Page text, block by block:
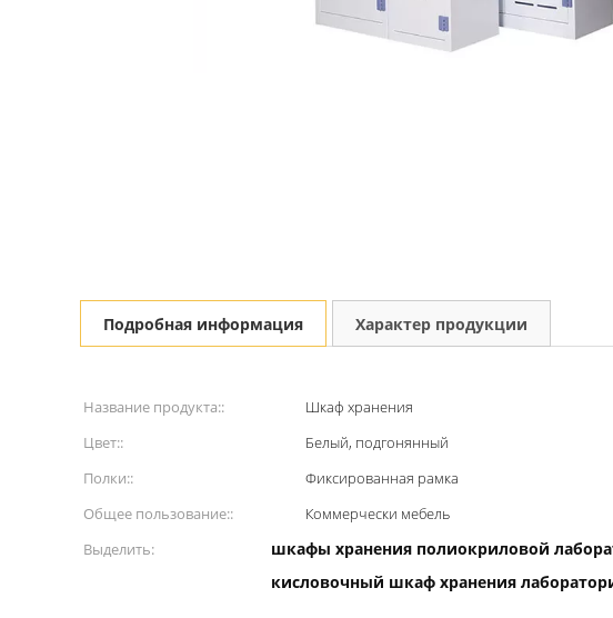
Подробная информация Характер продукции
Название продукта:: Шкаф хранения
Цвет::
Белый, подгонянный
Полки::
Фиксированная рамка
Общее пользование::
Коммерчески мебель
Выделить:
шкафы хранения полиокриловой
кисловочный шкаф хранения